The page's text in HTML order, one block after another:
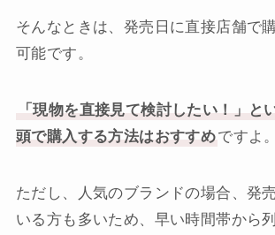
そんなときは、発売日に直接店舗で
可能です。
「現物を直接見て検討したい！」と
頭で購入する方法はおすすめですよ。
ただし、人気のブランドの場合、発
いる方も多いため、早い時間帯から